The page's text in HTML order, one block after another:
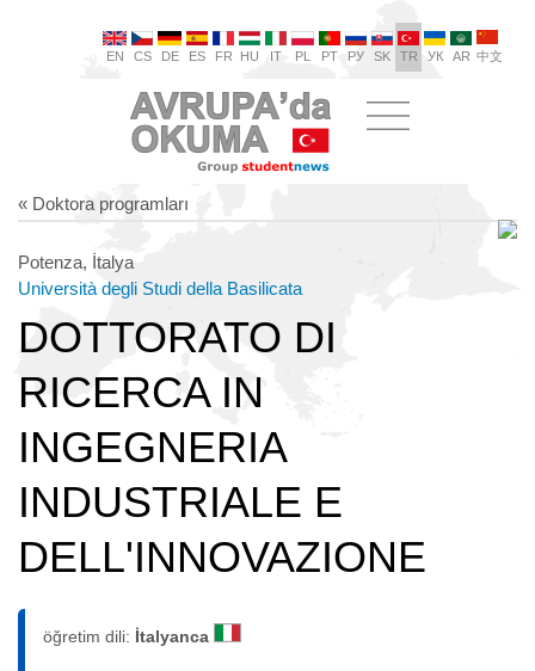
EN CS DE ES FR HU IT PL PT РУ SK TR УК AR 中文
« Doktora programları
Potenza, İtalya
Università degli Studi della Basilicata
DOTTORATO DI
RICERCA IN
INGEGNERIA
INDUSTRIALE E
DELL'INNOVAZIONE
öğretim dili: İtalyanca